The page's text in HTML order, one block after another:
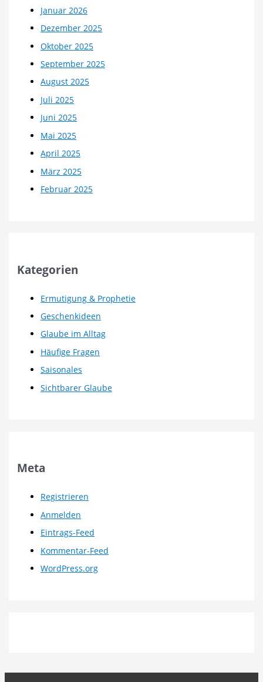
Januar 2026
Dezember 2025
Oktober 2025
September 2025
August 2025
Juli 2025
Juni 2025
Mai 2025
April 2025
März 2025
Februar 2025
Kategorien
Ermutigung & Prophetie
Geschenkideen
Glaube im Alltag
Häufige Fragen
Saisonales
Sichtbarer Glaube
Meta
Registrieren
Anmelden
Eintrags-Feed
Kommentar-Feed
WordPress.org